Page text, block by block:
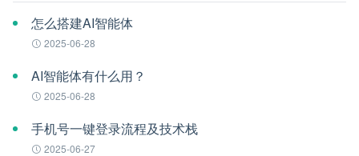
怎么搭建AI智能体
2025-06-28
AI智能体有什么用？
2025-06-28
手机号一键登录流程及技术栈
2025-06-27